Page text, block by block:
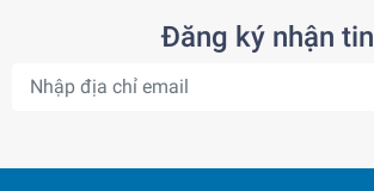
Đăng ký nhận tin